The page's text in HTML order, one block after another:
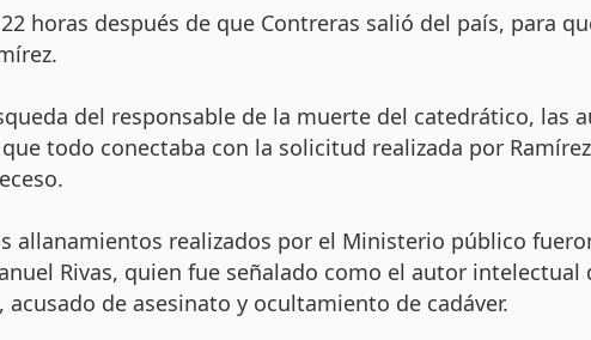
horas después de que Contreras salió del país, para
del responsable de la muerte del catedrático, las
todo conectaba con la solicitud realizada por
allanamientos realizados por el Ministerio público
Rivas, quien fue señalado como el autor intelectual
acusado de asesinato y ocultamiento de cadáver.